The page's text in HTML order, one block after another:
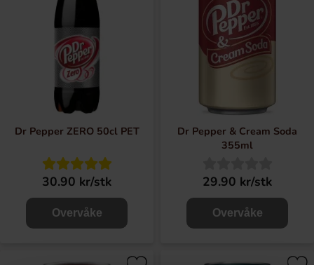
Dr Pepper ZERO 50cl PET
30.90 kr/stk
Overvåke
Dr Pepper & Cream Soda
355ml
29.90 kr/stk
Overvåke